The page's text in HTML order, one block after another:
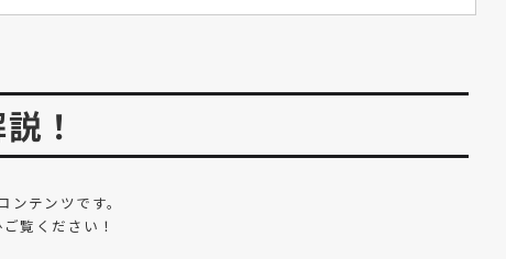
！
テンツです。
覧ください！